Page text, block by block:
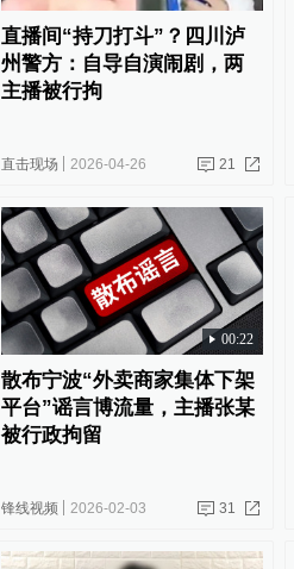
直播间“持刀打斗”？四川泸
州警方：自导自演闹剧，两
主播被行拘
直击现场 2026-04-26 21
00:22
散布宁波“外卖商家集体下架
平台”谣言博流量，主播张某
被行政拘留
锋线视频 2026-02-03 31